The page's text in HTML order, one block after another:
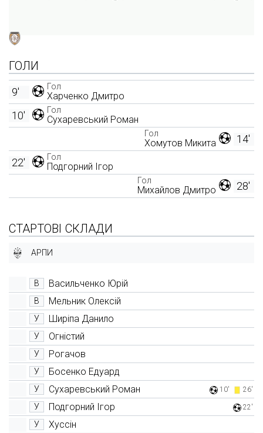
ГОЛИ
Гол
Харченко Дмитро
9'
Гол
Сухаревський Роман
10'
14'
Гол
Хомутов Микита
Гол
Подгорний Ігор
22'
28'
Гол
Михайлов Дмитро
СТАРТОВІ СКЛАДИ
АРПИ
В Васильченко Юрій
В Мельник Олексій
У Ширіпа Данило
У Огністий
У Рогачов
У Босенко Едуард
У Сухаревський Роман 10' 26'
У Подгорний Ігор 22'
У Хуссін